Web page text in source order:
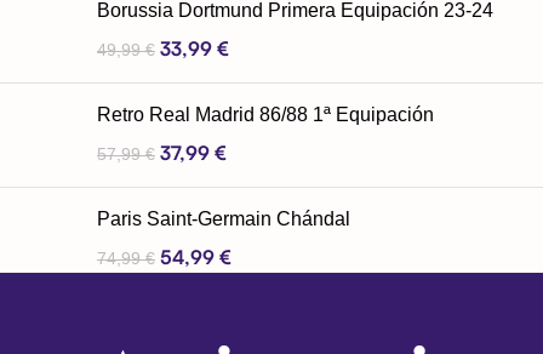
Borussia Dortmund Primera Equipación 23-24
49,99€ 33,99 €
Retro Real Madrid 86/88 1ª Equipación
57,99€ 37,99 €
Paris Saint-Germain Chándal
74,99€ 54,99 €